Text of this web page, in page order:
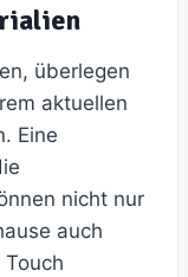
überlegen
aktuellen
Eine
nicht nur
auch